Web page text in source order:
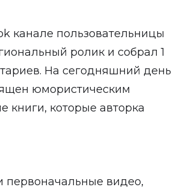
канале пользовательницы
ролик и собрал 1
На сегодняшний день
юмористическим
книги, которые авторка
первоначальные видео,